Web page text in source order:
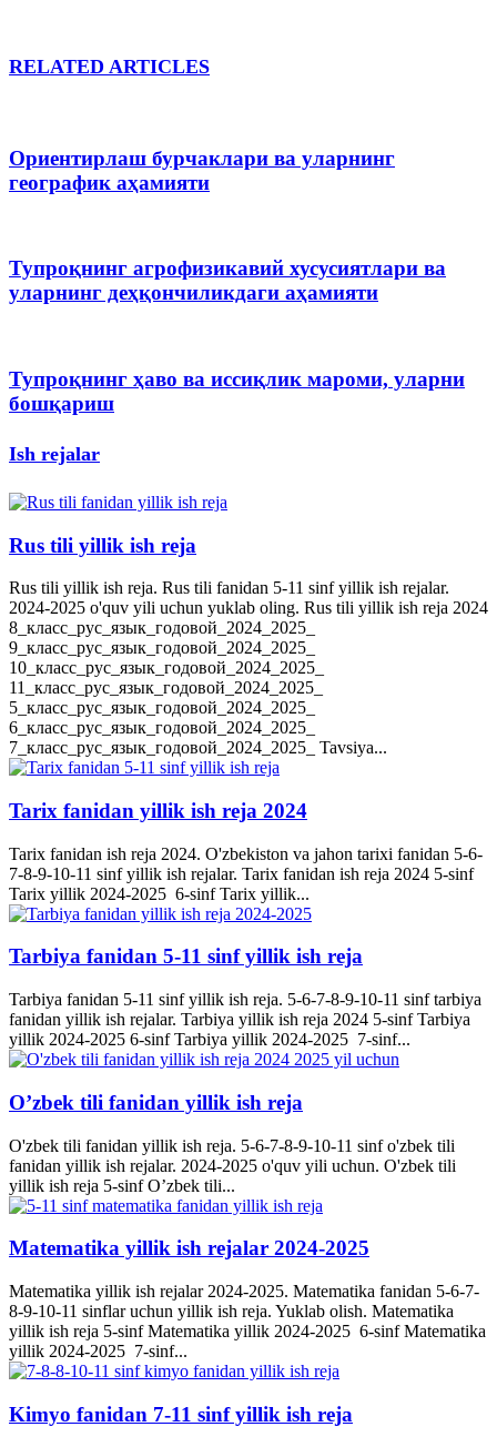
RELATED ARTICLES
Ориентирлаш бурчаклари ва уларнинг
географик аҳамияти
Тупроқнинг агрофизикавий хусусиятлари ва
уларнинг деҳқончиликдаги аҳамияти
Тупроқнинг ҳаво ва иссиқлик мароми, уларни
бошқариш
Ish rejalar
Rus tili yillik ish reja
Rus tili yillik ish reja. Rus tili fanidan 5-11 sinf yillik ish rejalar.
2024-2025 o'quv yili uchun yuklab oling. Rus tili yillik ish reja 2024
8_класс_рус_язык_годовой_2024_2025_
9_класс_рус_язык_годовой_2024_2025_
10_класс_рус_язык_годовой_2024_2025_
11_класс_рус_язык_годовой_2024_2025_
5_класс_рус_язык_годовой_2024_2025_
6_класс_рус_язык_годовой_2024_2025_
7_класс_рус_язык_годовой_2024_2025_ Tavsiya...
Tarix fanidan yillik ish reja 2024
Tarix fanidan ish reja 2024. O'zbekiston va jahon tarixi fanidan 5-6-
7-8-9-10-11 sinf yillik ish rejalar. Tarix fanidan ish reja 2024 5-sinf
Tarix yillik 2024-2025 6-sinf Tarix yillik...
Tarbiya fanidan 5-11 sinf yillik ish reja
Tarbiya fanidan 5-11 sinf yillik ish reja. 5-6-7-8-9-10-11 sinf tarbiya
fanidan yillik ish rejalar. Tarbiya yillik ish reja 2024 5-sinf Tarbiya
yillik 2024-2025 6-sinf Tarbiya yillik 2024-2025 7-sinf...
O’zbek tili fanidan yillik ish reja
O'zbek tili fanidan yillik ish reja. 5-6-7-8-9-10-11 sinf o'zbek tili
fanidan yillik ish rejalar. 2024-2025 o'quv yili uchun. O'zbek tili
yillik ish reja 5-sinf O’zbek tili...
Matematika yillik ish rejalar 2024-2025
Matematika yillik ish rejalar 2024-2025. Matematika fanidan 5-6-7-
8-9-10-11 sinflar uchun yillik ish reja. Yuklab olish. Matematika
yillik ish reja 5-sinf Matematika yillik 2024-2025 6-sinf Matematika
yillik 2024-2025 7-sinf...
Kimyo fanidan 7-11 sinf yillik ish reja